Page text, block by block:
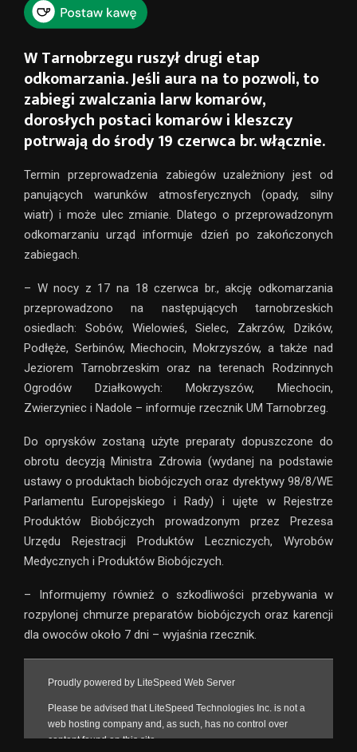
W Tarnobrzegu ruszył drugi etap
odkomarzania. Jeśli aura na to pozwoli, to
zabiegi zwalczania larw komarów,
dorosłych postaci komarów i kleszczy
potrwają do środy 19 czerwca br. włącznie.
Termin przeprowadzenia zabiegów uzależniony jest od
panujących warunków atmosferycznych (opady, silny
wiatr) i może ulec zmianie. Dlatego o przeprowadzonym
odkomarzaniu urząd informuje dzień po zakończonych
zabiegach.
– W nocy z 17 na 18 czerwca br., akcję odkomarzania
przeprowadzono na następujących tarnobrzeskich
osiedlach: Sobów, Wielowieś, Sielec, Zakrzów, Dzików,
Podłęże, Serbinów, Miechocin, Mokrzyszów, a także nad
Jeziorem Tarnobrzeskim oraz na terenach Rodzinnych
Ogrodów Działkowych: Mokrzyszów, Miechocin,
Zwierzyniec i Nadole – informuje rzecznik UM Tarnobrzeg.
Do oprysków zostaną użyte preparaty dopuszczone do
obrotu decyzją Ministra Zdrowia (wydanej na podstawie
ustawy o produktach biobójczych oraz dyrektywy 98/8/WE
Parlamentu Europejskiego i Rady) i ujęte w Rejestrze
Produktów Biobójczych prowadzonym przez Prezesa
Urzędu Rejestracji Produktów Leczniczych, Wyrobów
Medycznych i Produktów Biobójczych.
– Informujemy również o szkodliwości przebywania w
rozpylonej chmurze preparatów biobójczych oraz karencji
dla owoców około 7 dni – wyjaśnia rzecznik.